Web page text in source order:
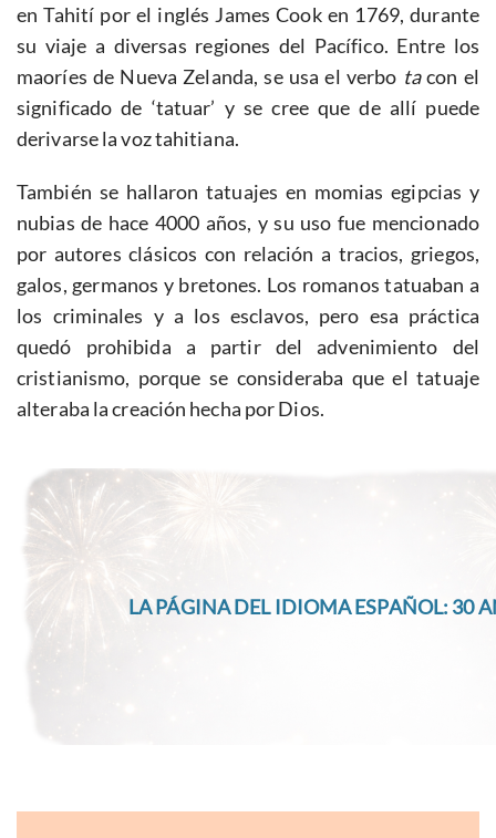
en Tahití por el inglés James Cook en 1769, durante
su viaje a diversas regiones del Pacífico. Entre los
maoríes de Nueva Zelanda, se usa el verbo tacon el
significado de ‘tatuar’ y se cree que de allí puede
derivarse la voz tahitiana.
También se hallaron tatuajes en momias egipcias y
nubias de hace 4000 años, y su uso fue mencionado
por autores clásicos con relación a tracios, griegos,
galos, germanos y bretones. Los romanos tatuaban a
los criminales y a los esclavos, pero esa práctica
quedó prohibida a partir del advenimiento del
cristianismo, porque se consideraba que el tatuaje
alteraba la creación hecha por Dios.
LA PÁGINA DEL IDIOMA ESPAÑOL: 30